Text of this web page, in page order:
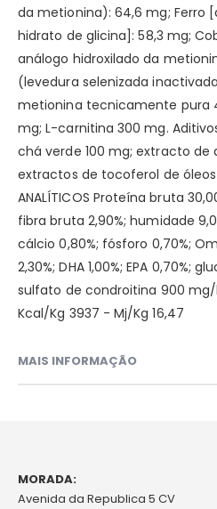
da metionina): 64,6 mg; Ferro
hidrato de glicina]: 58,3 mg;
análogo hidroxilado da
(levedura selenizada
metionina tecnicamente pura
mg; L-carnitina 300 mg.
chá verde 100 mg; extracto de
extractos de tocoferol de óleos
ANALÍTICOS Proteína bruta
fibra bruta 2,90%; humidade
cálcio 0,80%; fósforo 0,70%;
2,30%; DHA 1,00%; EPA 0,70%;
sulfato de condroitina 900 mg/
Kcal/Kg 3937 - Mj/Kg 16,47
MAIS INFORMAÇÃO
MORADA:
Avenida da Republica 5 CV